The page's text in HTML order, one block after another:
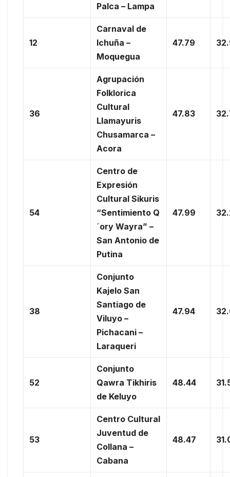
Palca – Lampa
12
Carnaval de
Ichuña –
Moquegua
47.79
36
Agrupación
Folklorica
Cultural
Llamayuris
Chusamarca –
Acora
47.83
54
Centro de
Expresión
Cultural Sikuris
“Sentimiento Q
´ory Wayra” –
San Antonio de
Putina
47.99
38
Conjunto
Kajelo San
Santiago de
Viluyo –
Pichacani –
Laraqueri
47.94
52
Conjunto
Qawra Tikhiris
de Keluyo
48.44
53
Centro Cultural
Juventud de
Collana –
Cabana
48.47